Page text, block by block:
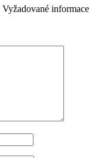
Vyžadované informace